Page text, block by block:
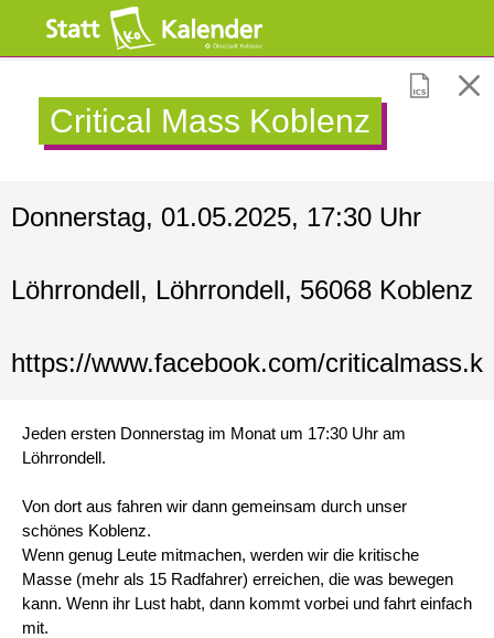
Critical Mass Koblenz
Donnerstag, 01.05.2025, 17:30 Uhr
Löhrrondell, Löhrrondell, 56068 Koblenz
https://www.facebook.com/
Jeden ersten Donnerstag im Monat um 17:30 Uhr am
Löhrrondell.
Von dort aus fahren wir dann gemeinsam durch unser
schönes Koblenz.
Wenn genug Leute mitmachen, werden wir die kritische
Masse (mehr als 15 Radfahrer) erreichen, die was bewegen
kann. Wenn ihr Lust habt, dann kommt vorbei und fahrt einfach
mit.